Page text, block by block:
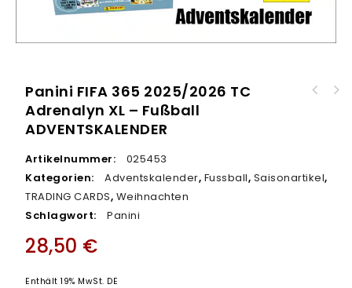
Panini FIFA 365 2025/2026 TC
Adrenalyn XL – Fußball
ADVENTSKALENDER
Artikelnummer:
025453
Kategorien:
Adventskalender, Fussball, Saisonartikel,
TRADING CARDS, Weihnachten
Schlagwort:
Panini
28,50 €
Enthält 19% MwSt. DE